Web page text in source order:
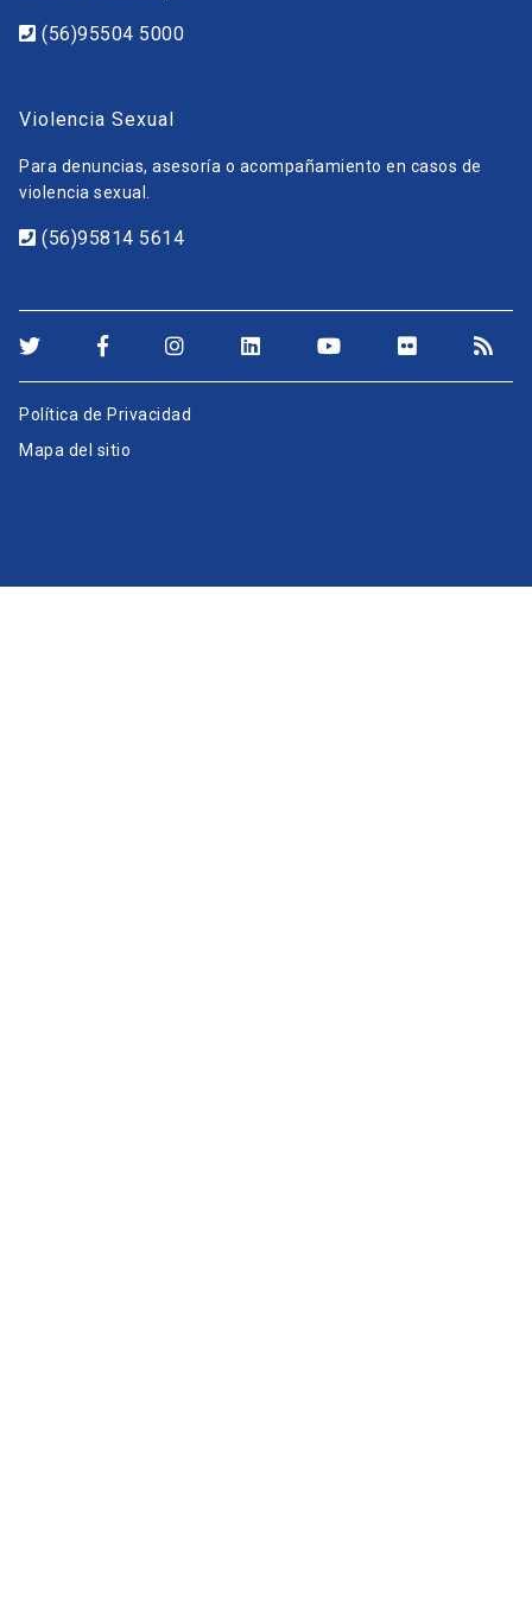
(56)95504 5000
Violencia Sexual
Para denuncias, asesoría o acompañamiento en casos de
violencia sexual.
(56)95814 5614
Política de Privacidad
Mapa del sitio